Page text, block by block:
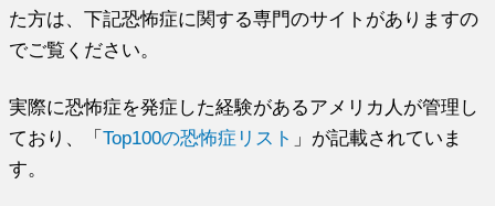
た方は、下記恐怖症に関する専門のサイトがありますの
でご覧ください。
実際に恐怖症を発症した経験があるアメリカ人が管理し
ており、「Top100の恐怖症リスト 」が記載されていま
す。